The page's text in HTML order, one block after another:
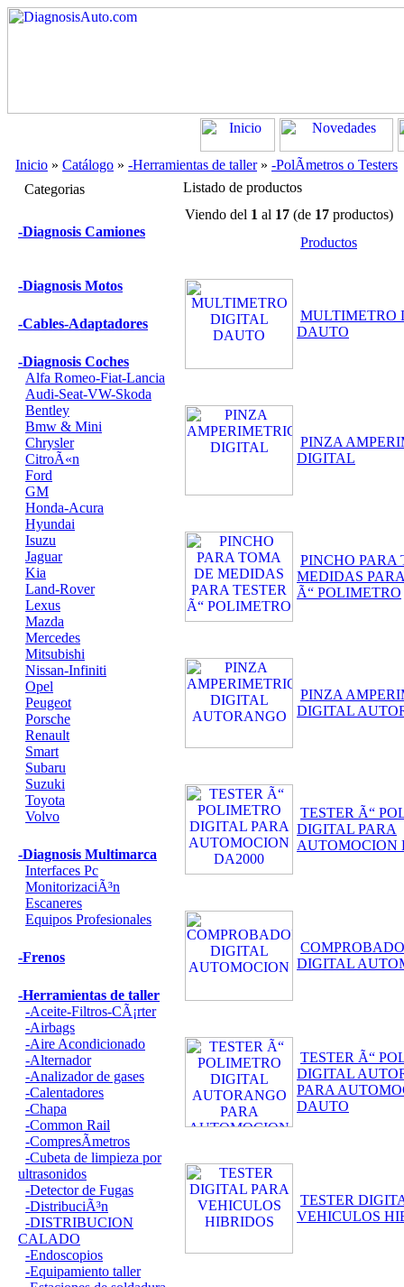
Inicio » Catálogo » -Herramientas de taller» -PolÃ­metros o Testers
Categorias
-Diagnosis Camiones
-Diagnosis Motos
-Cables-Adaptadores
-Diagnosis Coches
Alfa Romeo-Fiat-Lancia
Audi-Seat-VW-Skoda
Bentley
Bmw & Mini
Chrysler
CitroÃ«n
Ford
GM
Honda-Acura
Hyundai
Isuzu
Jaguar
Kia
Land-Rover
Lexus
Mazda
Mercedes
Mitsubishi
Nissan-Infiniti
Opel
Peugeot
Porsche
Renault
Smart
Subaru
Suzuki
Toyota
Volvo
-Diagnosis Multimarca
Interfaces Pc
MonitorizaciÃ³n
Escaneres
Equipos Profesionales
-Frenos
-Herramientas de taller
-Aceite-Filtros-CÃ¡rter
-Airbags
-Aire Acondicionado
-Alternador
-Analizador de gases
-Calentadores
-Chapa
-Common Rail
-CompresÃ­metros
-Cubeta de limpieza por
ultrasonidos
-Detector de Fugas
-DistribuciÃ³n
-DISTRIBUCION
CALADO
-Endoscopios
-Equipamiento taller
Listado de productos
Viendo del 1 al 17 (de 17 productos)
Productos
MULTIMETRO
DAUTO
PINZA
DIGITAL
PINCHO PARA
MEDIDAS
Ã“ POLIMETRO
PINZA
DIGITAL
TESTER Ã“
DIGITAL PARA
AUTOMOCION
DIGITAL
TESTER Ã“
DIGITAL
PARA
DAUTO
TESTER
VEHICULOS